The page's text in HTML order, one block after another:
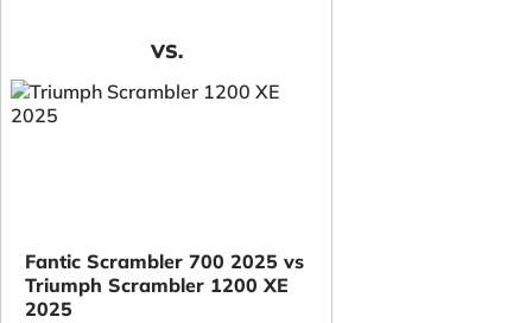
VS.
Fantic Scrambler 700 2025 vs
Triumph Scrambler 1200 XE
2025